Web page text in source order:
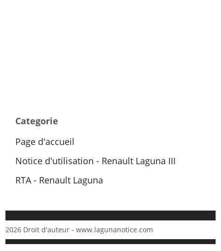
Categorie
Page d'accueil
Notice d'utilisation - Renault Laguna III
RTA - Renault Laguna
2026 Droit d'auteur - www.lagunanotice.com